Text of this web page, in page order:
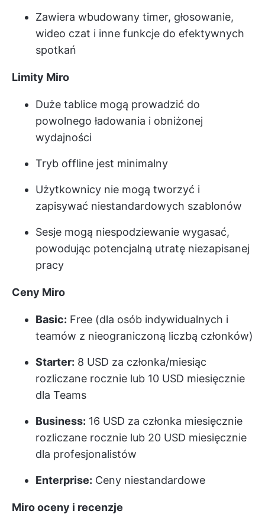
Zawiera wbudowany timer, głosowanie,
wideo czat i inne funkcje do efektywnych
spotkań
Limity Miro
Duże tablice mogą prowadzić do
powolnego ładowania i obniżonej
wydajności
Tryb offline jest minimalny
Użytkownicy nie mogą tworzyć i
zapisywać niestandardowych szablonów
Sesje mogą niespodziewanie wygasać,
powodując potencjalną utratę niezapisanej
pracy
Ceny Miro
Basic: Free (dla osób indywidualnych i
teamów z nieograniczoną liczbą członków)
Starter: 8 USD za członka/miesiąc
rozliczane rocznie lub 10 USD miesięcznie
dla Teams
Business: 16 USD za członka miesięcznie
rozliczane rocznie lub 20 USD miesięcznie
dla profesjonalistów
Enterprise: Ceny niestandardowe
Miro oceny i recenzje